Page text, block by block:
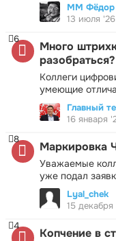
ММ Фёдор
13 июля '26
Много
разобраться?
Коллеги
умеющие
6
Главный
16 января
Маркировка
Уважаемые
уже подал
8
Lyal_chek
15
Копчение в
4